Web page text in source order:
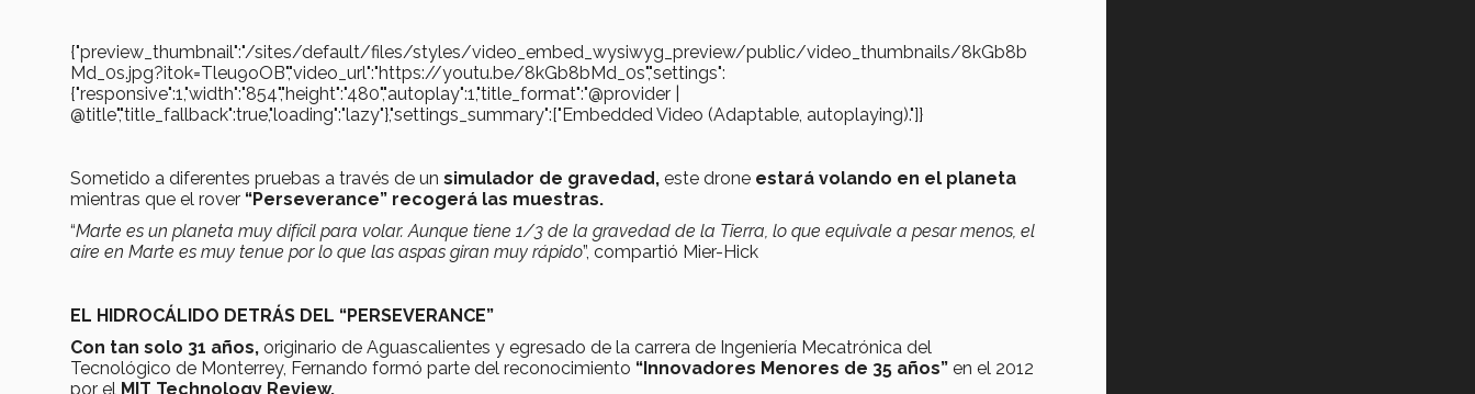
{"preview_thumbnail":"/sites/default/files/styles/video_embed_wysiwyg_preview/public/video_thumbnails/8kGb8b
Md_0s.jpg?itok=Tleu9oOB","video_url":"https://youtu.be/8kGb8bMd_0s","settings":
{"responsive":1,"width":"854","height":"480","autoplay":1,"title_format":"@provider |
@title","title_fallback":true,"loading":"lazy"},"settings_summary":["Embedded Video (Adaptable, autoplaying)."]}
Sometido a diferentes pruebas a través de un simulador de gravedad, este drone estará volando en el planeta
mientras que el rover “Perseverance” recogerá las muestras.
“Marte es un planeta muy difícil para volar. Aunque tiene 1/3 de la gravedad de la Tierra, lo que equivale a pesar menos, el
aire en Marte es muy tenue por lo que las aspas giran muy rápido”, compartió Mier-Hick
EL HIDROCÁLIDO DETRÁS DEL “PERSEVERANCE”
Con tan solo 31 años, originario de Aguascalientes y egresado de la carrera de Ingeniería Mecatrónica del
Tecnológico de Monterrey, Fernando formó parte del reconocimiento “Innovadores Menores de 35 años” en el 2012
por el MIT Technology Review.